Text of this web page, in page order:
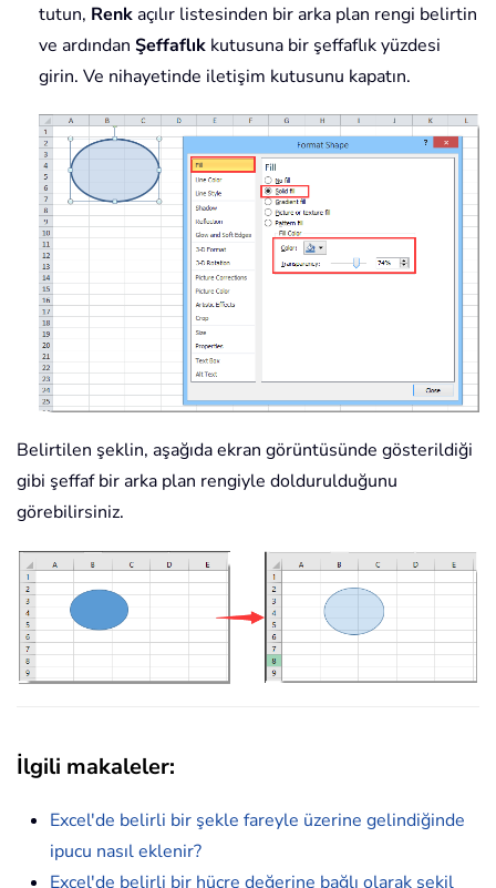
tutun, Renkaçılır listesinden bir arka plan rengi belirtin
ve ardından Şeffaflık kutusuna bir şeffaflık yüzdesi
girin. Ve nihayetinde iletişim kutusunu kapatın.
Belirtilen şeklin, aşağıda ekran görüntüsünde gösterildiği
gibi şeffaf bir arka plan rengiyle doldurulduğunu
görebilirsiniz.
İlgili makaleler:
Excel'de belirli bir şekle fareyle üzerine gelindiğinde
ipucu nasıl eklenir?
Excel'de belirli bir hücre değerine bağlı olarak şekil